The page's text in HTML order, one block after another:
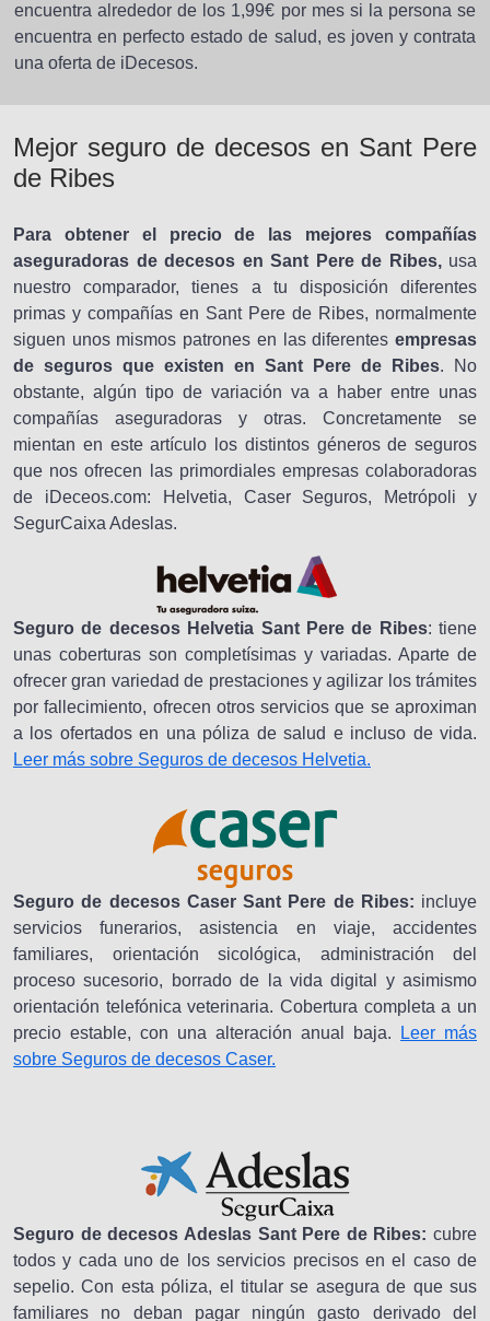
encuentra alrededor de los 1,99€ por mes si la persona se
encuentra en perfecto estado de salud, es joven y contrata
una oferta de iDecesos.
Mejor seguro de decesos en Sant Pere
de Ribes
Para obtener el precio de las mejores compañías
aseguradoras de decesos en Sant Pere de Ribes,usa
nuestro comparador, tienes a tu disposición diferentes
primas y compañías en Sant Pere de Ribes, normalmente
siguen unos mismos patrones en las diferentes empresas
de seguros que existen en Sant Pere de Ribes. No
obstante, algún tipo de variación va a haber entre unas
compañías aseguradoras y otras. Concretamente se
mientan en este artículo los distintos géneros de seguros
que nos ofrecen las primordiales empresas colaboradoras
de iDeceos.com: Helvetia, Caser Seguros, Metrópoli y
SegurCaixa Adeslas.
Seguro de decesos Helvetia Sant Pere de Ribes: tiene
unas coberturas son completísimas y variadas. Aparte de
ofrecer gran variedad de prestaciones y agilizar los trámites
por fallecimiento, ofrecen otros servicios que se aproximan
a los ofertados en una póliza de salud e incluso de vida.
Leer más sobre Seguros de decesos Helvetia.
Seguro de decesos Caser Sant Pere de Ribes: incluye
servicios funerarios, asistencia en viaje, accidentes
familiares, orientación sicológica, administración del
proceso sucesorio, borrado de la vida digital y asimismo
orientación telefónica veterinaria. Cobertura completa a un
precio estable, con una alteración anual baja.
Leer más
sobre Seguros de decesos Caser.
Seguro de decesos Adeslas Sant Pere de Ribes: cubre
todos y cada uno de los servicios precisos en el caso de
sepelio. Con esta póliza, el titular se asegura de que sus
familiares no deban pagar ningún gasto derivado del